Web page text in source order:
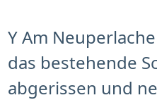
Y Am
das bestehende
abgerissen und